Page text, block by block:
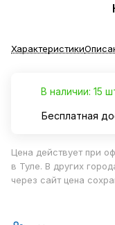
Характеристики
В наличии: 15
Бесплатная
Цена действует при
в Туле. В других
через сайт цена